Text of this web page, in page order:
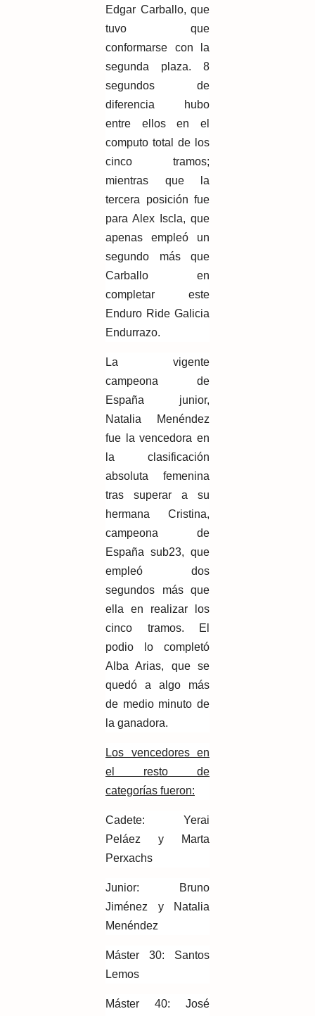
Edgar Carballo, que
tuvo que
conformarse con la
segunda plaza. 8
segundos de
diferencia hubo
entre ellos en el
computo total de los
cinco tramos;
mientras que la
tercera posición fue
para Alex Iscla, que
apenas empleó un
segundo más que
Carballo en
completar este
Enduro Ride Galicia
Endurrazo.
La vigente
campeona de
España junior,
Natalia Menéndez
fue la vencedora en
la clasificación
absoluta femenina
tras superar a su
hermana Cristina,
campeona de
España sub23, que
empleó dos
segundos más que
ella en realizar los
cinco tramos. El
podio lo completó
Alba Arias, que se
quedó a algo más
de medio minuto de
la ganadora.
Los vencedores en
el resto de
categorías fueron:
Cadete: Yerai
Peláez y Marta
Perxachs
Junior: Bruno
Jiménez y Natalia
Menéndez
Máster 30: Santos
Lemos
Máster 40: José